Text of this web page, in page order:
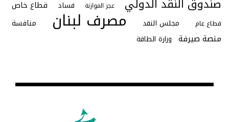
صندوق النقد الدولي عجز الموازنة فساد قطاع خاص
قطاع عام مجلس النقد مصرف لبنان منافسة
منصة صيرفة وزارة الطاقة